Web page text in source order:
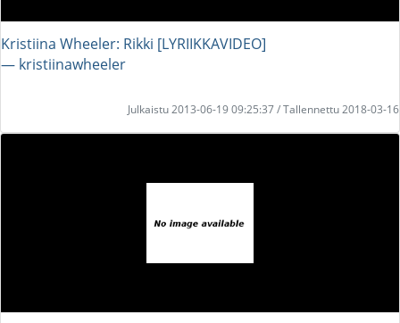
Kristiina Wheeler: Rikki [LYRIIKKAVIDEO]
― kristiinawheeler
Julkaistu 2013-06-19 09:25:37 / Tallennettu 2018-03-16